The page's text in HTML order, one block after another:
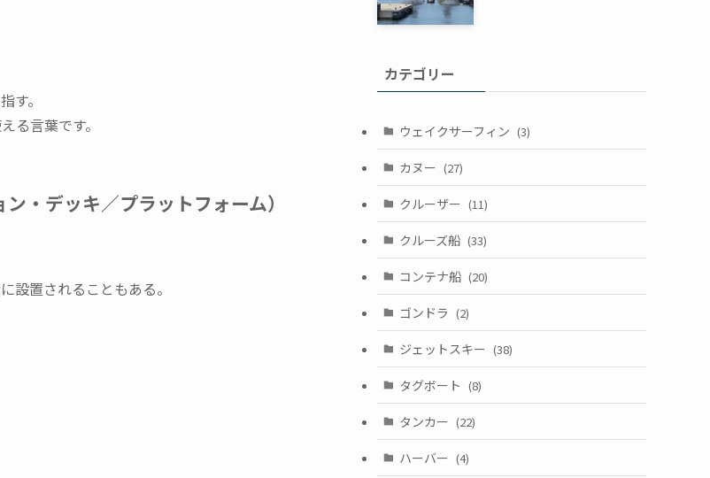
す。
る言葉です。
デッキ／プラットフォーム）
設置されることもある。
カテゴリー
ウェイクサーフィン (3)
カヌー (27)
クルーザー (11)
クルーズ船 (33)
コンテナ船 (20)
ゴンドラ (2)
ジェットスキー (38)
タグボート (8)
タンカー (22)
ハーバー (4)